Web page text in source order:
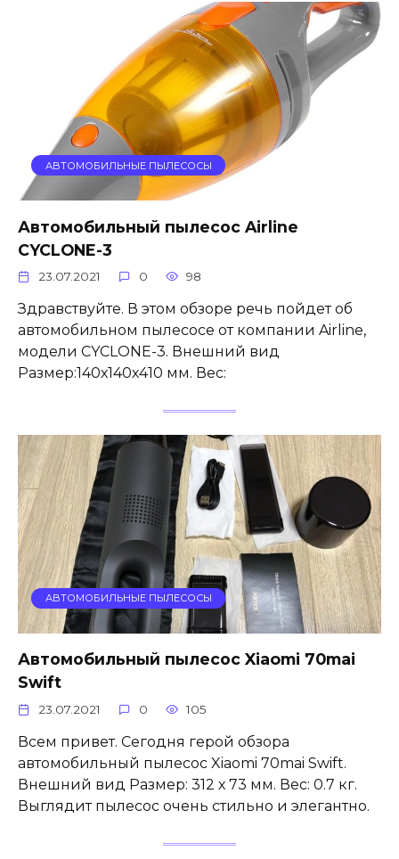
АВТОМОБИЛЬНЫЕ ПЫЛЕСОСЫ
Автомобильный пылесос Airline
CYCLONE-3
23.07.2021 0 98
Здравствуйте. В этом обзоре речь пойдет об
автомобильном пылесосе от компании Airline,
модели CYCLONE-3. Внешний вид
Размер:140х140х410 мм. Вес:
АВТОМОБИЛЬНЫЕ ПЫЛЕСОСЫ
Автомобильный пылесос Xiaomi 70mai
Swift
23.07.2021 0 105
Всем привет. Сегодня герой обзора
автомобильный пылесос Xiaomi 70mai Swift.
Внешний вид Размер: 312 х 73 мм. Вес: 0.7 кг.
Выглядит пылесос очень стильно и элегантно.